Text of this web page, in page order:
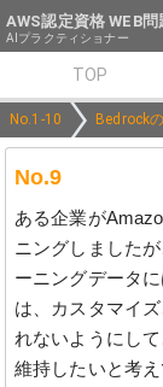
AWS認定資格 WEB
AIプラクティショナー
TOP
No.1-10 Bedrock
No.9
ある企業が
ニングしました
ーニングデータ
は、カスタマイ
れないようにし
維持したいと考